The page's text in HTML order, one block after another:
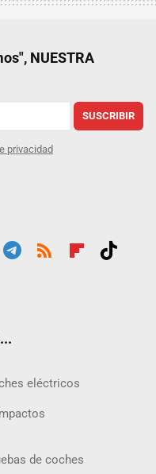
NUESTRA
SUSCRIBIR
privacidad
eléctricos
de coches